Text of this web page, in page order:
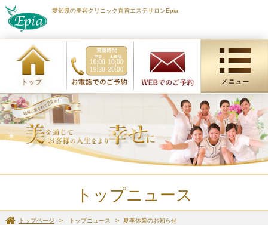
愛知県の美容クリニック直営エステサロンEpia
トップニュース
トップページ トップニュース 夏季休業のお知らせ